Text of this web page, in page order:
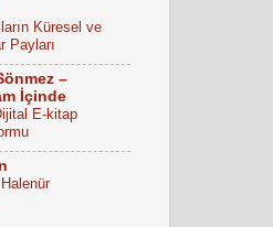
Küresel ve
Payları
–
İçinde
E-kitap
Halenür